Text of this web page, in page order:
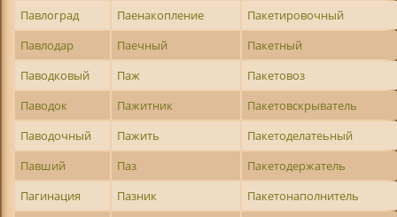
Павлоград
Паенакопление
Пакетировочный
Павлодар
Паечный
Пакетный
Паводковый
Паж
Пакетовоз
Паводок
Пажитник
Пакетовскрыватель
Паводочный
Пажить
Пакетоделатеьный
Павший
Паз
Пакетодержатель
Пагинация
Пазник
Пакетонаполнитель